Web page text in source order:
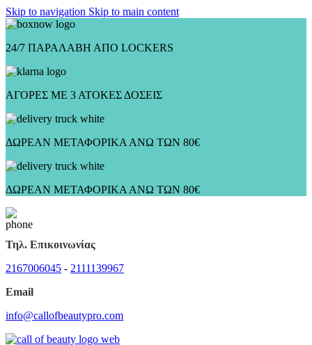
Skip to navigation Skip to main content
24/7 ΠΑΡΑΛΑΒΗ ΑΠΟ LOCKERS
ΑΓΟΡΕΣ ΜΕ 3 ΑΤΟΚΕΣ ΔΟΣΕΙΣ
ΔΩΡΕΑΝ ΜΕΤΑΦΟΡΙΚΑ ΑΝΩ ΤΩΝ 80€
ΔΩΡΕΑΝ ΜΕΤΑΦΟΡΙΚΑ ΑΝΩ ΤΩΝ 80€
Τηλ. Επικοινωνίας
2167006045 - 2111139967
Email
info@callofbeautypro.com